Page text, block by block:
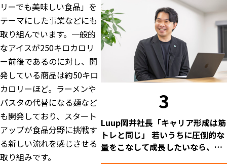
リーでも美味しい食品」を
テーマにした事業などにも
取り組んでいます。一般的
なアイスが250キロカロリ
ー前後であるのに対し、開
発している商品は約50キロ
カロリーほど。ラーメンや
パスタの代替になる麺など
も開発しており、スタート
アップが食品分野に挑戦す
る新しい流れを感じさせる
取り組みです。
3
Luup岡井社長「キャリア形成は筋
トレと同じ」 若いうちに圧倒的な
量をこなして成長したいなら、自